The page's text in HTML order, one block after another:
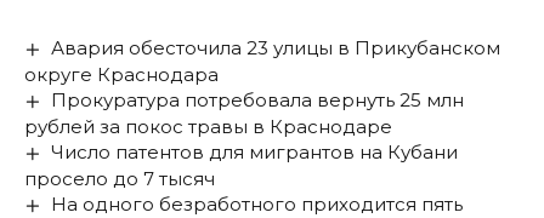
Авария обесточила 23 улицы в Прикубанском
округе Краснодара
Прокуратура потребовала вернуть 25 млн
рублей за покос травы в Краснодаре
Число патентов для мигрантов на Кубани
просело до 7 тысяч
На одного безработного приходится пять